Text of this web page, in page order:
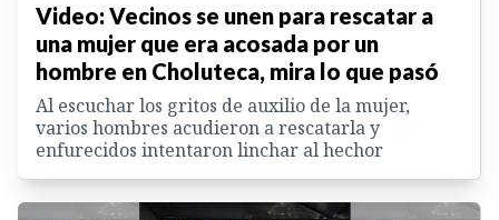
Video: Vecinos se unen para rescatar a
una mujer que era acosada por un
hombre en Choluteca, mira lo que pasó
Al escuchar los gritos de auxilio de la mujer,
varios hombres acudieron a rescatarla y
enfurecidos intentaron linchar al hechor